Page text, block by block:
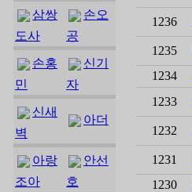
삼쌍
도사
손오
공
손홍
민
신기
자
신새
벽
아더
아랑
조아
안선
호
1236
1235
1234
1233
1232
1231
1230